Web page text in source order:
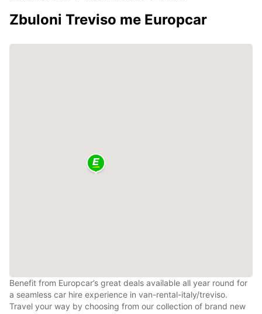
Zbuloni Treviso me Europcar
Benefit from Europcar’s great deals available all year round for
a seamless car hire experience in van-rental-italy/treviso.
Travel your way by choosing from our collection of brand new